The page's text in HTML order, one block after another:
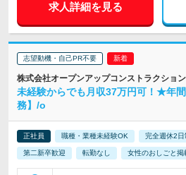
求人詳細を見る
志望動機・自己PR不要
株式会社オープンアップコンストラクション
未経験からでも月収37万円可！★年
務】/o
正社員 職種・業種未経験OK 完全週休2日
第二新卒歓迎 転勤なし 女性のおしごと掲